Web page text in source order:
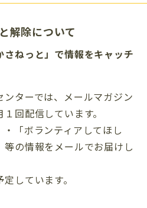
解除について
ねっと」で情報をキャッチ
ターでは、メールマガジン
回配信しています。
・「ボランティアしてほし
の情報をメールでお届けし
しています。